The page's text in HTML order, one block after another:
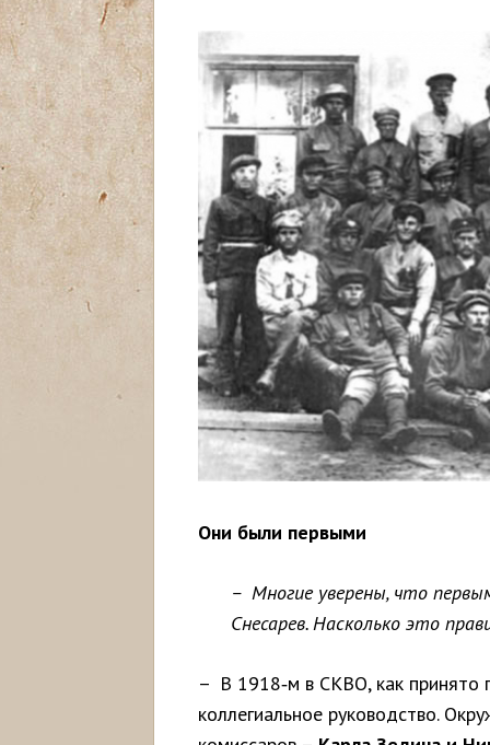
с
Они были первыми
– Многие уверены, что
Снесарев. Насколько это
– В 1918‑м в СКВО, как принято
коллегиальное руководство.